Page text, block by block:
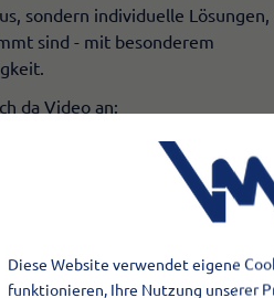
sondern individuelle Lösungen,
sind - mit besonderem
da Video an:
Diese Website verwendet eigene
funktionieren, Ihre Nutzung unserer